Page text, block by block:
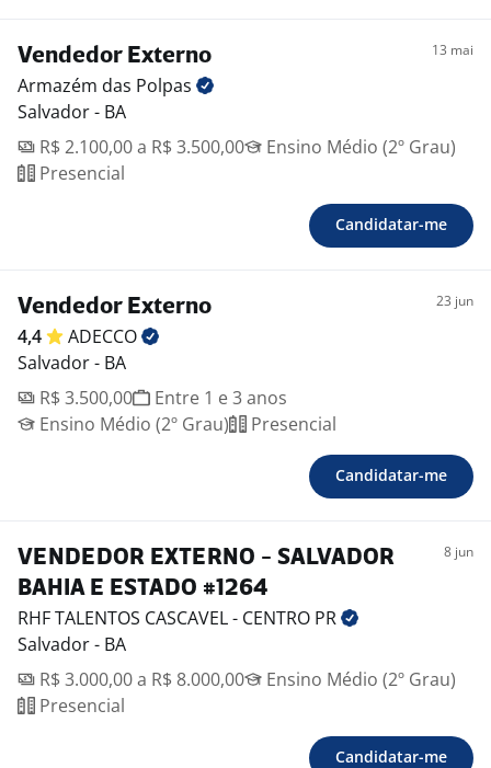
*Os planos de assistência médica, odontológica e
Wellhub poderão ter cobrança de mensalidade de
acordo com a categoria escolhida.
Horário de trabalho
Atenção! As vagas da Verisure são divulgadas somente
em nossos canais oficiais (LinkedIn, Site de Carreiras,
Pandapé, Catho, Vagas.com e Indeed). Nunca fazemos
Confirme sempre se o e-mail vem do domínio
@verisure.com.br ou pelo nosso Whatsapp oficial
Vendedor Externo 13 mai
Armazém das Polpas
Salvador - BA
R$ 2.100,00 a R$ 3.500,00
Ensino Médio (2º Grau)
Presencial
Candidatar-me
Vendedor Externo 23 jun
4,4
ADECCO
Salvador - BA
R$ 3.500,00
Entre 1 e 3 anos
Ensino Médio (2º Grau)
Presencial
Candidatar-me
VENDEDOR EXTERNO - SALVADOR
BAHIA E ESTADO #1264
8 jun
RHF TALENTOS CASCAVEL - CENTRO PR
Salvador - BA
R$ 3.000,00 a R$ 8.000,00
Ensino Médio (2º Grau)
Presencial
Candidatar-me